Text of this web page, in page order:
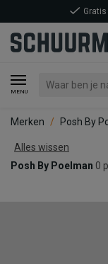
MENU
Merken Posh By
Alles wissen
Posh By Poelman 0